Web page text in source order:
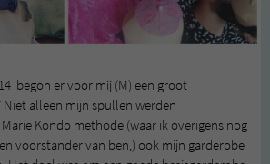
begon er voor mij (M) een groot
Niet alleen mijn spullen werden
Kondo methode (waar ik overigens nog
voorstander van ben,) ook mijn garderobe